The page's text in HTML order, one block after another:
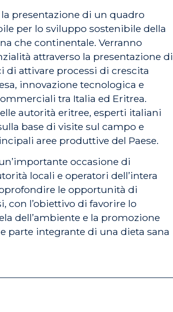
presentazione di un quadro
per lo sviluppo sostenibile della
che continentale. Verranno
attraverso la presentazione di
di attivare processi di crescita
innovazione tecnologica e
tra Italia ed Eritrea.
autorità eritree, esperti italiani
base di visite sul campo e
aree produttive del Paese.
occasione di
locali e operatori dell’intera
le opportunità di
con l’obiettivo di favorire lo
dell’ambiente e la promozione
parte integrante di una dieta sana